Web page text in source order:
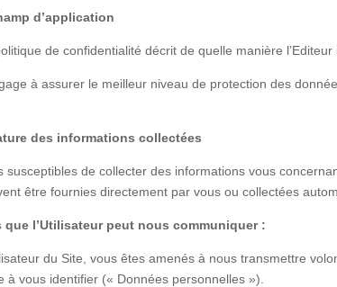
d’application
de confidentialité décrit de quelle manière
à assurer le meilleur niveau de protection des
des informations collectées
susceptibles de collecter des informations vous
être fournies directement par vous ou collectées
que l’Utilisateur peut nous communiquer :
du Site, vous êtes amenés à nous transmettre
à vous identifier (« Données personnelles »).